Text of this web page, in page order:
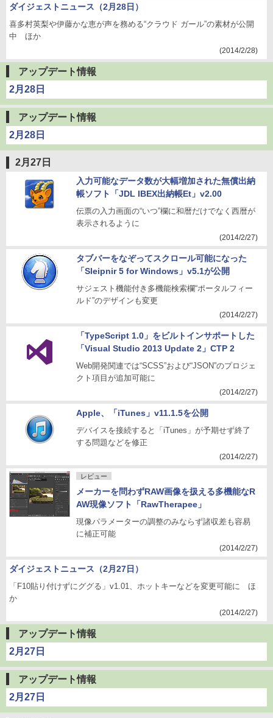
ダイジェストニュース（2月28日）
喜多村英梨や伊藤かな恵が声を務める“クラウド ガール”の素材が公開
中 ほか
(2014/2/28)
アップデート情報
2月28日
アップデート情報
2月28日
2月27日
入力可能なデータ数が大幅増加された無償出納
帳ソフト「JDL IBEX出納帳Et」v2.00
伝票の入力画面の“いつ”欄に和暦だけでなく西暦が
表示されるように
(2014/2/27)
タブバーをなぞってスクロール可能になった
「Sleipnir 5 for Windows」v5.1が公開
サジェスト機能付き多機能検索欄“ポータルフィー
ルド”のデザインも変更
(2014/2/27)
「TypeScript 1.0」をビルトインサポートした
「Visual Studio 2013 Update 2」CTP 2
Web開発関連では“SCSS”および“JSON”のプロジェ
クト項目が追加可能に
(2014/2/27)
Apple、「iTunes」v11.1.5を公開
デバイスを接続すると「iTunes」が予期せず終了
する問題などを修正
(2014/2/27)
レビュー
メーカーを問わずRAW画像を扱える多機能なR
AW現像ソフト「RawTherapee」
現像パラメーターの調整のみならず諸収差も容易
に補正可能
(2014/2/27)
ダイジェストニュース（2月27日）
「F10貼り付けずにググる」v1.01、ホットキーなどを変更可能に ほ
か
(2014/2/27)
アップデート情報
2月27日
アップデート情報
2月27日